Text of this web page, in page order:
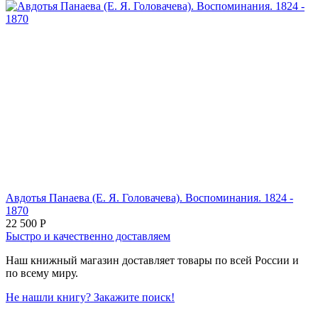
Авдотья Панаева (Е. Я. Головачева). Воспоминания. 1824 -
1870
22 500 Р
Быстро и качественно доставляем
Наш книжный магазин доставляет товары по всей России и
по всему миру.
Не нашли книгу? Закажите поиск!